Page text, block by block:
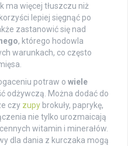
ma więcej tłuszczu niż
lepiej sięgnąć po
zastanowić się nad
, którego hodowla
warunkach, co często
potraw o wiele
odżywczą. Można dodać do
czy zupy brokuły, paprykę,
nie tylko urozmaicają
witamin i minerałów.
dla dania z kurczaka mogą